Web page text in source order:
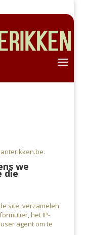
we
die
site, verzamelen
het IP-
agent om te